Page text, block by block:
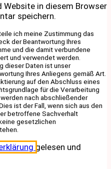
Website in diesem Browser
speichern.
ich meine Zustimmung das
der Beantwortung Ihres
und die damit verbundene
und verwendet werden.
dieser Daten ist unser
Ihres Anliegens gemäß Art.
auf den Abschluss eines
für die Verarbeitung
nach abschließender
ist der Fall, wenn sich aus den
betroffene Sachverhalt
gesetzlichen
gelesen und